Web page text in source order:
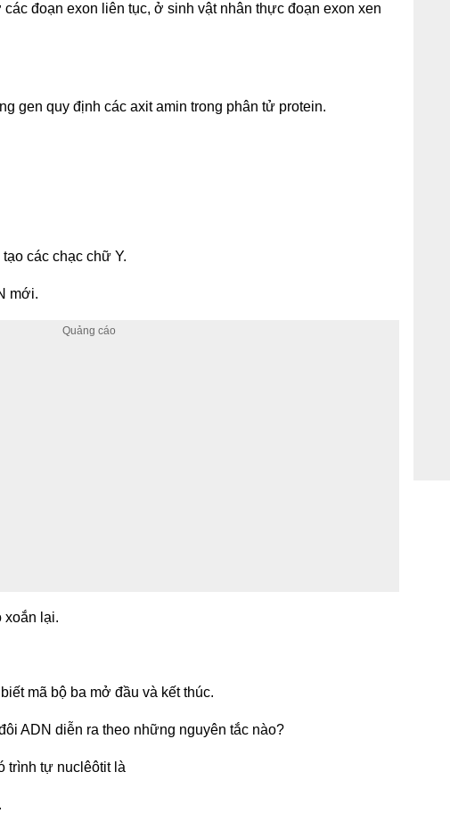
đoạn exon liên tục, ở sinh vật nhân thực đoạn exon xen
gen quy định các axit amin trong phân tử protein.
các chạc chữ Y.
mới.
xoắn lại.
mã bộ ba mở đầu và kết thúc.
ADN diễn ra theo những nguyên tắc nào?
trình tự nuclêôtit là